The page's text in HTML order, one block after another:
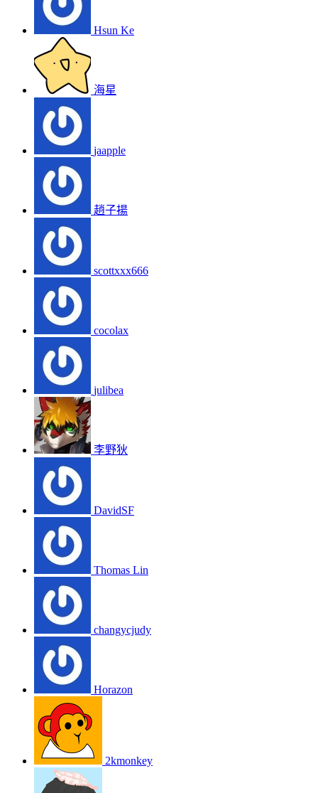
Hsun Ke
海星
jaapple
趙子揚
scottxxx666
cocolax
julibea
李野狄
DavidSF
Thomas Lin
changycjudy
Horazon
2kmonkey